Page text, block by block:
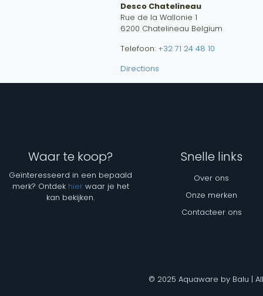
Desco Chatelineau
Rue de la Wallonie 1
6200 Chatelineau Belgium
Telefoon: +32 71 24 48 10
Directions
Waar te koop?
Geïnteresseerd in een bepaald
merk? Ontdek hierwaar je het
kan bekijken.
Snelle links
Over ons
Onze merken
Contacteer ons
© 2025 Aquaware by Balu |